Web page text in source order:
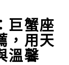
巨蟹座
，用天
溫馨